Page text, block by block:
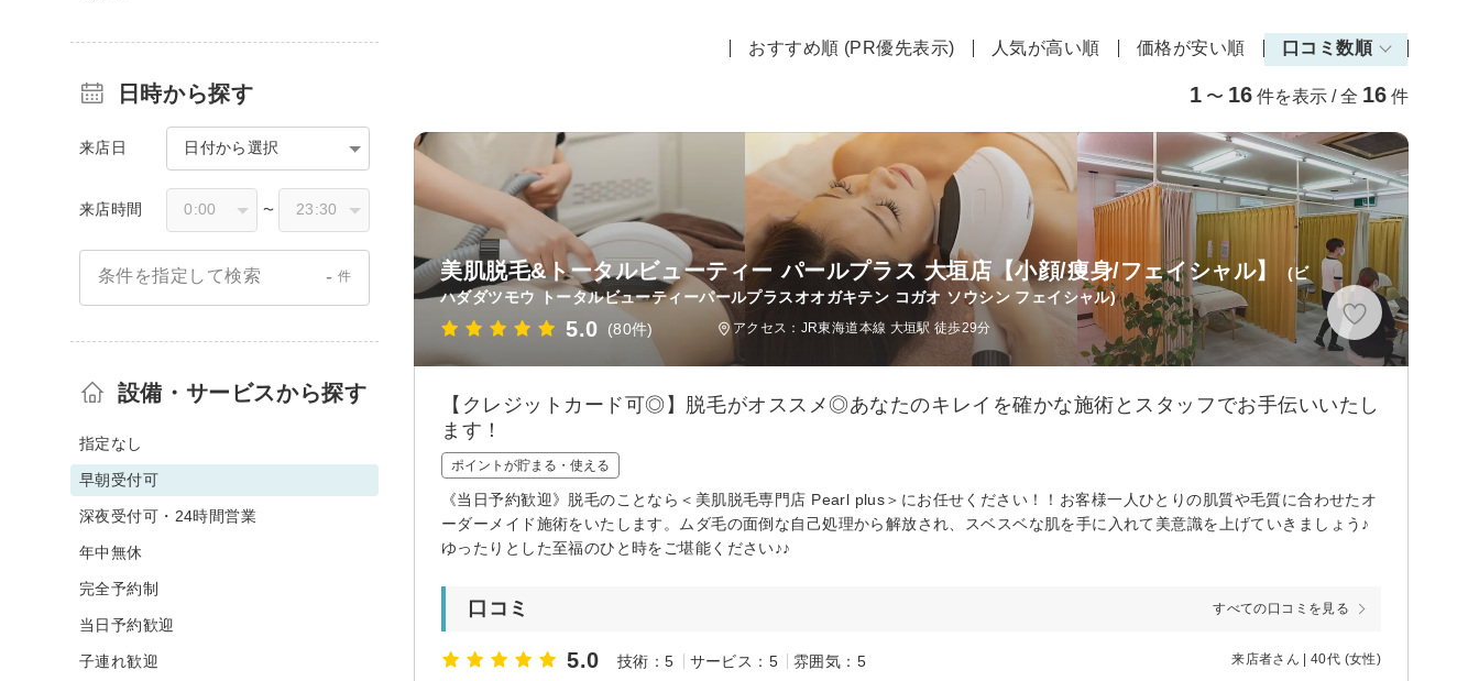
おすすめ順 (PR優先表示) 人気が高い順 価格が安い順 口コミ数順
1 〜 16 件を表示 / 全 16 件
美肌脱毛&トータルビューティー パールプラス 大垣店【小顔/痩身/フェイシャル】
(ビ
ハダダツモウ トータルビューティーパールプラスオオガキテン コガオ ソウシン フェイシャル)
5.0 (80件) アクセス：JR東海道本線 大垣駅 徒歩29分
【クレジットカード可◎】脱毛がオススメ◎あなたのキレイを確かな施術とスタッフでお手伝いいたし
ます！
ポイントが貯まる・使える
《当日予約歓迎》脱毛のことなら＜美肌脱毛専門店 Pearl plus＞にお任せください！！お客様一人ひとりの肌質や毛質に合わせたオ
ーダーメイド施術をいたします。ムダ毛の面倒な自己処理から解放され、スベスベな肌を手に入れて美意識を上げていきましょう♪
ゆったりとした至福のひと時をご堪能ください♪♪
口コミ すべての口コミを見る
5.0 技術：5 サービス：5 雰囲気：5 来店者さん | 40代 (女性)
日時から探す
来店日 日付から選択
来店時間 〜
条件を指定して検索 - 件
設備・サービスから探す
指定なし
早朝受付可
深夜受付可・24時間営業
年中無休
完全予約制
当日予約歓迎
子連れ歓迎